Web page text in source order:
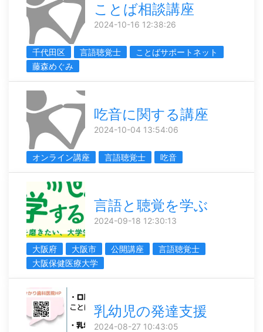
ことば相談講座
2024-10-16 12:38:26
千代田区 言語聴覚士
ことばサポートネット
藤森めぐみ
吃音に関する講座
2024-10-04 13:54:06
オンライン講座 言語聴覚士 吃音
言語と聴覚を学ぶ
2024-09-18 12:30:13
大阪府 大阪市 公開講座
言語聴覚士
大阪保健医療大学
乳幼児の発達支援
2024-08-27 10:43:05